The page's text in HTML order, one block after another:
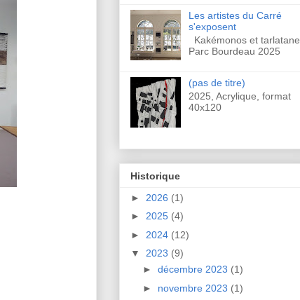
Les artistes du Carré
s'exposent
Kakémonos et tarlatane
Parc Bourdeau 2025
(pas de titre)
2025, Acrylique, format
40x120
Historique
► 2026 (1)
► 2025 (4)
► 2024 (12)
▼ 2023 (9)
► décembre 2023 (1)
► novembre 2023 (1)